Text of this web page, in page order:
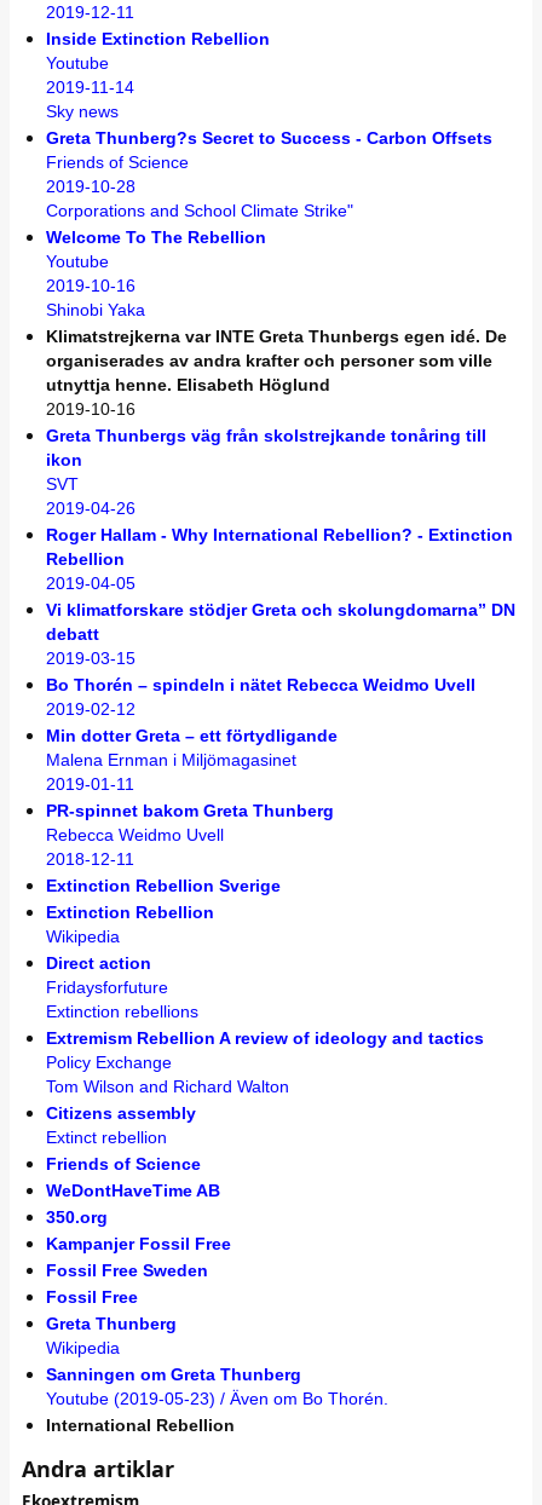
2019-12-11
Inside Extinction Rebellion
Youtube
2019-11-14
Sky news
Greta Thunberg?s Secret to Success - Carbon Offsets
Friends of Science
2019-10-28
Corporations and School Climate Strike"
Welcome To The Rebellion
Youtube
2019-10-16
Shinobi Yaka
Klimatstrejkerna var INTE Greta Thunbergs egen idé. De
organiserades av andra krafter och personer som ville
utnyttja henne. Elisabeth Höglund
2019-10-16
Greta Thunbergs väg från skolstrejkande tonåring till
ikon
SVT
2019-04-26
Roger Hallam - Why International Rebellion? - Extinction
Rebellion
2019-04-05
Vi klimatforskare stödjer Greta och skolungdomarna” DN
debatt
2019-03-15
Bo Thorén – spindeln i nätet Rebecca Weidmo Uvell
2019-02-12
Min dotter Greta – ett förtydligande
Malena Ernman i Miljömagasinet
2019-01-11
PR-spinnet bakom Greta Thunberg
Rebecca Weidmo Uvell
2018-12-11
Extinction Rebellion Sverige
Extinction Rebellion
Wikipedia
Direct action
Fridaysforfuture
Extinction rebellions
Extremism Rebellion A review of ideology and tactics
Policy Exchange
Tom Wilson and Richard Walton
Citizens assembly
Extinct rebellion
Friends of Science
WeDontHaveTime AB
350.org
Kampanjer Fossil Free
Fossil Free Sweden
Fossil Free
Greta Thunberg
Wikipedia
Sanningen om Greta Thunberg
Youtube (2019-05-23) / Även om Bo Thorén.
International Rebellion
Andra artiklar